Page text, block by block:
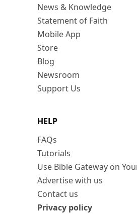
News & Knowledge
Statement of Faith
Mobile App
Store
Blog
Newsroom
Support Us
HELP
FAQs
Tutorials
Use Bible Gateway on
Advertise with us
Contact us
Privacy policy